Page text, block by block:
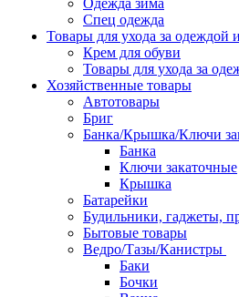
Одежда зима
Спец одежда
Товары для ухода за одеждой
Крем для обуви
Товары для ухода за
Хозяйственные товары
Автотовары
Бриг
Банка/Крышка/Ключи
Банка
Ключи закаточные
Крышка
Батарейки
Будильники, гаджеты,
Бытовые товары
Ведро/Тазы/Канистры
Баки
Бочки